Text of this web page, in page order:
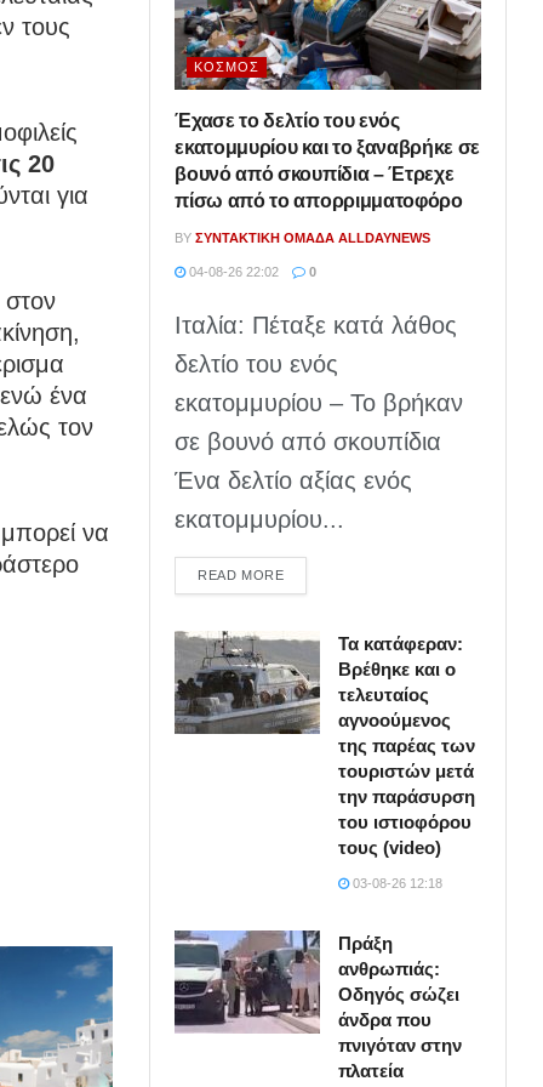
τους
20
για
ένα
τον
να
ΚΌΣΜΟΣ
Έχασε το δελτίο του ενός
εκατομμυρίου και το ξαναβρήκε σε
βουνό από σκουπίδια – Έτρεχε
πίσω από το απορριμματοφόρο
BY ΣΥΝΤΑΚΤΙΚΉ ΟΜΆΔΑ ALLDAYNEWS
04-08-26 22:02 0
Ιταλία: Πέταξε κατά λάθος
δελτίο του ενός
εκατομμυρίου – Το βρήκαν
σε βουνό από σκουπίδια
Ένα δελτίο αξίας ενός
εκατομμυρίου...
READ MOREDETAILS
Τα κατάφεραν:
Βρέθηκε και ο
τελευταίος
αγνοούμενος
της παρέας των
τουριστών μετά
την παράσυρση
του ιστιοφόρου
τους (video)
03-08-26 12:18
Πράξη
ανθρωπιάς:
Οδηγός σώζει
άνδρα που
πνιγόταν στην
πλατεία